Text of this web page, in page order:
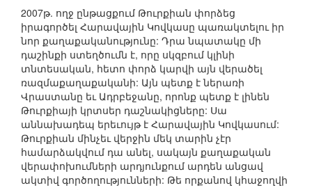
2007թ. ողջ ընթացքում Թուրքիան փորձեց
իրագործել Հարավային Կովկասը պառակտելու իր
նոր քաղաքականությունը: Դրա նպատակը մի
դաշինքի ստեղծումն է, որը սկզբում կլինի
տնտեսական, հետո փորձ կարվի այն վերածել
ռազմաքաղաքականի: Այն պետք է ներառի
Վրաստանը եւ Ադրբեջանը, որոնք պետք է լինեն
Թուրքիայի կրտսեր դաշնակիցները: Սա
աննախադեպ երեւույթ է Հարավային Կովկասում:
Թուրքիան մինչեւ վերջին մեկ տարին չէր
համարձակվում դա անել, սակայն քաղաքական
վերափոխումների արդյունքում արդեն անցավ
ակտիվ գործողությունների: Թե որքանով կհաջողվի